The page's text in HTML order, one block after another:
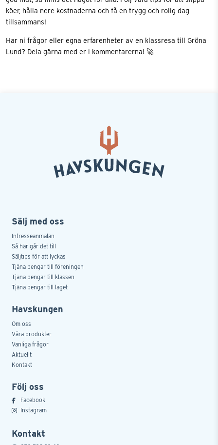
köer, hålla nere kostnaderna och få en trygg och rolig dag
tillsammans!
Har ni frågor eller egna erfarenheter av en klassresa till Gröna
Lund? Dela gärna med er i kommentarerna! 🚀
Sälj med oss
Intresseanmälan
Så här går det till
Säljtips för att lyckas
Tjäna pengar till föreningen
Tjäna pengar till klassen
Tjäna pengar till laget
Havskungen
Om oss
Våra produkter
Vanliga frågor
Aktuellt
Kontakt
Följ oss
Facebook
Instagram
Kontakt